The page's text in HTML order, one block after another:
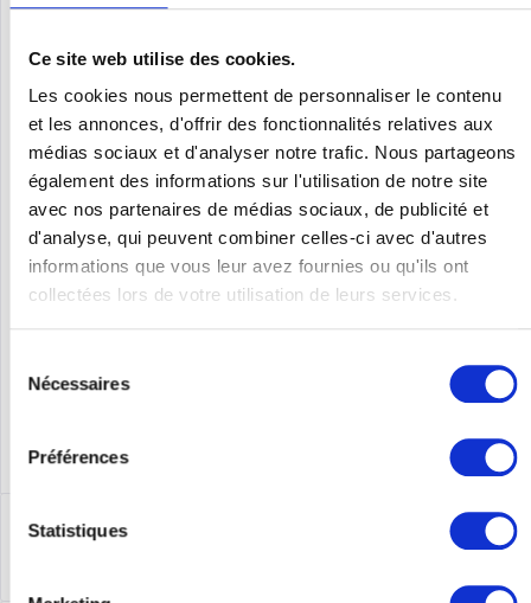
Ce site web utilise des cookies.
Les cookies nous permettent de personnaliser le contenu
et les annonces, d'offrir des fonctionnalités relatives aux
médias sociaux et d'analyser notre trafic. Nous partageons
également des informations sur l'utilisation de notre site
avec nos partenaires de médias sociaux, de publicité et
d'analyse, qui peuvent combiner celles-ci avec d'autres
informations que vous leur avez fournies ou qu'ils ont
collectées lors de votre utilisation de leurs services.
Nécessaires
Préférences
Statistiques
Nouveau remis en état
Dans le panier
DEMANDE DE PRIX
Se souv. Demander une offre
Numéro de
fabricant
CISCO3925E/K9
Description